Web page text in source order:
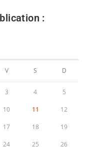
:
V S D
3 4 5
10 11 12
17 18 19
24 25 26